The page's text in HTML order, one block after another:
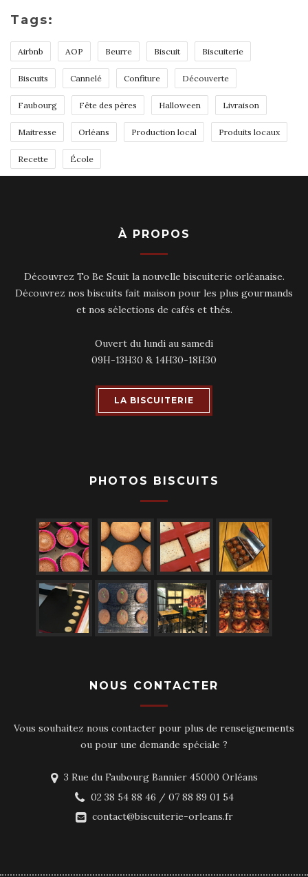
Tags:
Airbnb AOP Beurre Biscuit Biscuiterie
Biscuits Cannelé Confiture Découverte
Faubourg Fête des pères Halloween Livraison
Maitresse Orléans Production local Produits locaux
Recette École
À PROPOS
Découvrez To Be Scuit la nouvelle biscuiterie orléanaise.
Découvrez nos biscuits fait maison pour les plus gourmands
et nos sélections de cafés et thés.
Ouvert du lundi au samedi
09H-13H30 & 14H30-18H30
LA BISCUITERIE
PHOTOS BISCUITS
NOUS CONTACTER
Vous souhaitez nous contacter pour plus de renseignements
ou pour une demande spéciale ?
3 Rue du Faubourg Bannier 45000 Orléans
02 38 54 88 46 / 07 88 89 01 54
contact@biscuiterie-orleans.fr